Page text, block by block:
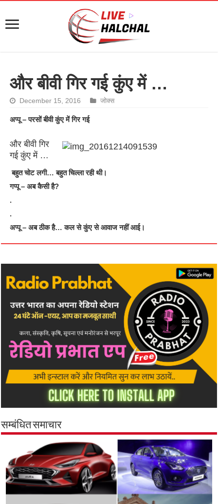
और बीवी गिर गई कुंए में …
December 15, 2016 जोक्स
अप्पू – परसों बीवी कुंए में गिर गई
और बीवी गिर
गई कुंए में …
बहुत चोट लगी… बहुत चिल्ला रही थी।
गप्पू – अब कैसी है?
.
.
अप्पू – अब ठीक है… कल से कुंए से आवाज नहीं आई।
सम्बंधित समाचार